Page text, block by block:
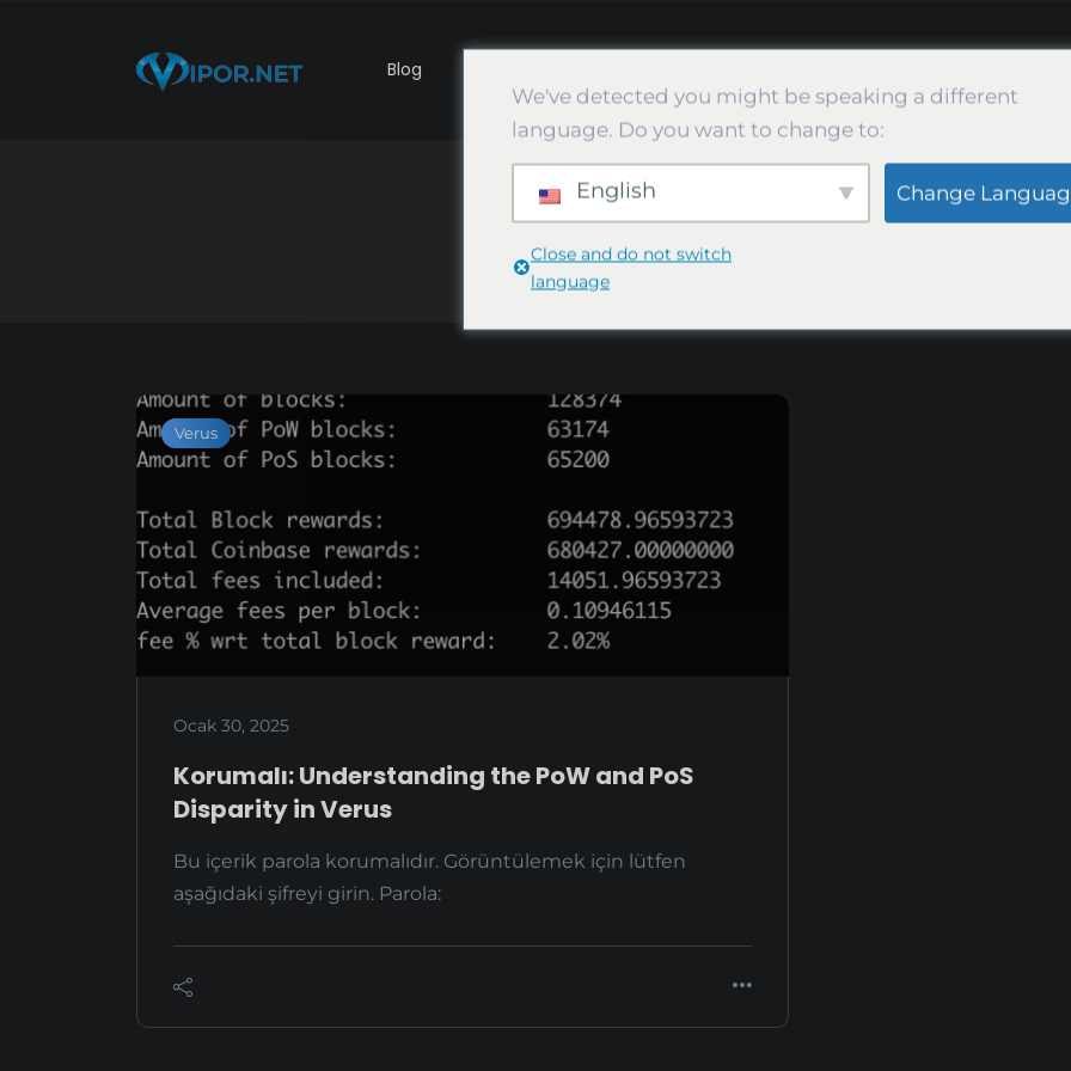
Blog
Verus
Vipor.NET BLOG
Verus
Ocak 30, 2025
Korumalı: Understanding the PoW and PoS
Disparity in Verus
Bu içerik parola korumalıdır. Görüntülemek için lütfen
aşağıdaki şifreyi girin. Parola:
We've detected you might be speaking a different
language. Do you want to change to:
English Change
Close and do not switch
language